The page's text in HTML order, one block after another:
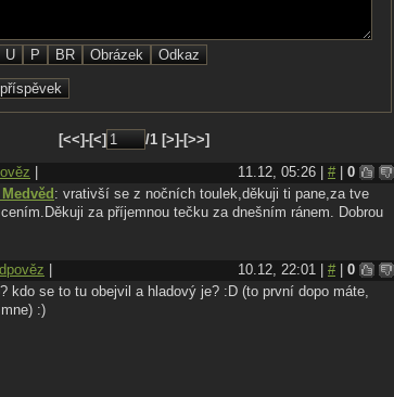
temné mámení...Tvá Sukuba
[<<]-[<]
/1 [>]-[>>]
11.12, 05:26 | #| 0
: vrativší se z nočních toulek,děkuji ti pane,za tve
za příjemnou tečku za dnešním ránem. Dobrou
10.12, 22:01 | #| 0
kdo se to tu obejvil a hladový je? :D (to první dopo máte,
:)